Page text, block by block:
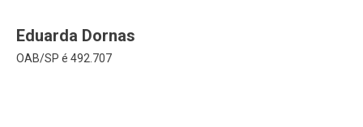
Eduarda Dornas
OAB/SP é 492.707